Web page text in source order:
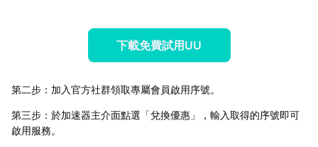
下載免費試用UU
第二步：加入官方社群領取專屬會員啟用序號。
第三步：於加速器主介面點選「兌換優惠」，輸入取得的序號即可
啟用服務。